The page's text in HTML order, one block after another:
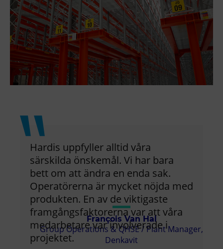
Hardis uppfyller alltid våra
särskilda önskemål. Vi har bara
bett om att ändra en enda sak.
Operatörerna är mycket nöjda med
produkten. En av de viktigaste
framgångsfaktorerna var att våra
medarbetare var involverade i
projektet.
François Van Hal
Group Operations & QHSE / Plant Manager,
Denkavit